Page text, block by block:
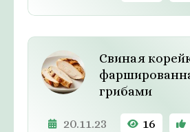
Свиная
грибами
20.11.23 16